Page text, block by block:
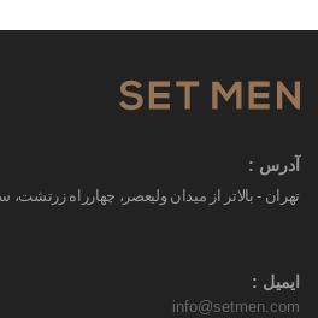
آدرس :
تهران - بالاتر از میدان ولیعصر، چهارراه
ایمیل :
info@setmen.com